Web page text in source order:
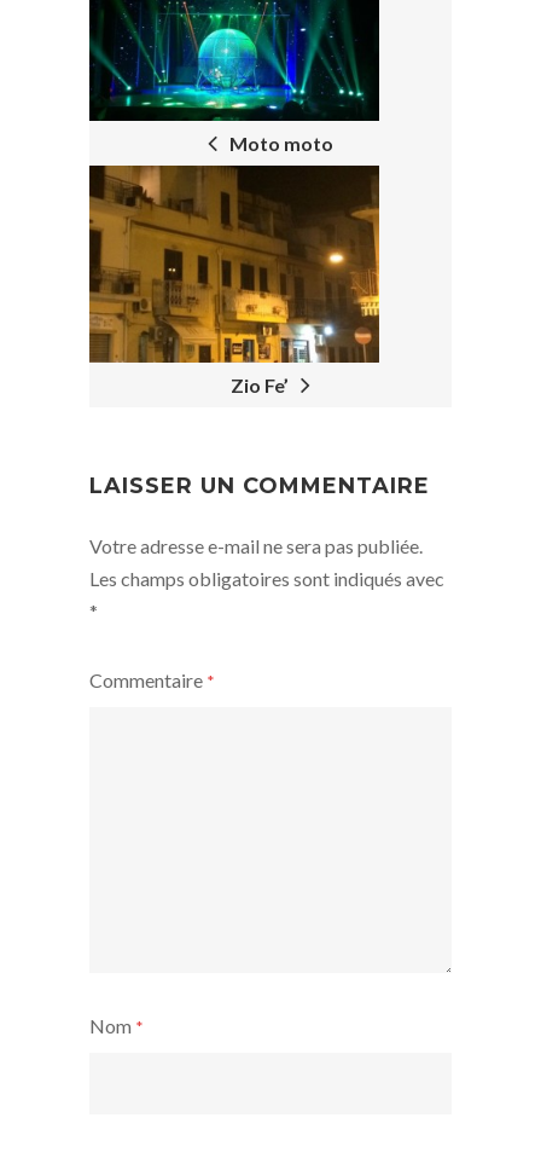
NAVIGATION
Moto moto
Zio Fe’
LAISSER UN COMMENTAIRE
Votre adresse e-mail ne sera pas publiée.
Les champs obligatoires sont indiqués avec
*
Commentaire *
Nom *